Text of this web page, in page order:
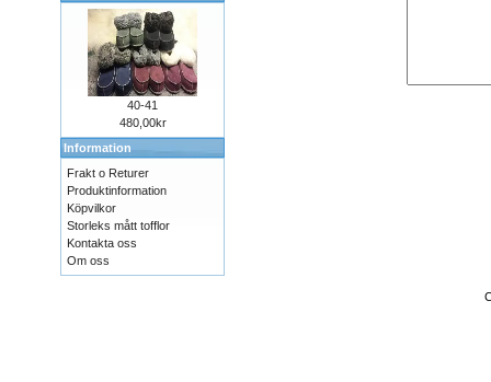
40-41
480,00kr
Information
Frakt o Returer
Produktinformation
Köpvilkor
Storleks mått tofflor
Kontakta oss
Om oss